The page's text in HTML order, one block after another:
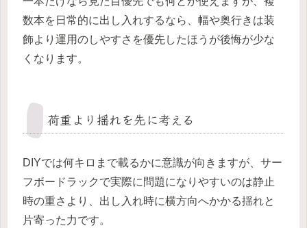
数本を日常的に出し入れするなら、幅や奥行きは装
飾より運用のしやすさを優先したほうが後悔が少な
くなります。
荷重より揺れを先に考える
DIYでは何キロまで載るかに意識が向きますが、サー
フボードラックで実際に問題になりやすいのは静止
時の重さより、出し入れ時に横方向へかかる揺れと
片寄った力です。